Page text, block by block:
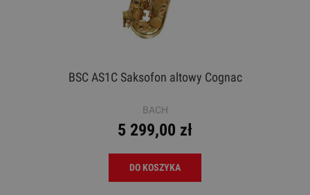
BSC AS1C Saksofon altowy Cognac
BACH
5 299,00 zł
DO KOSZYKA